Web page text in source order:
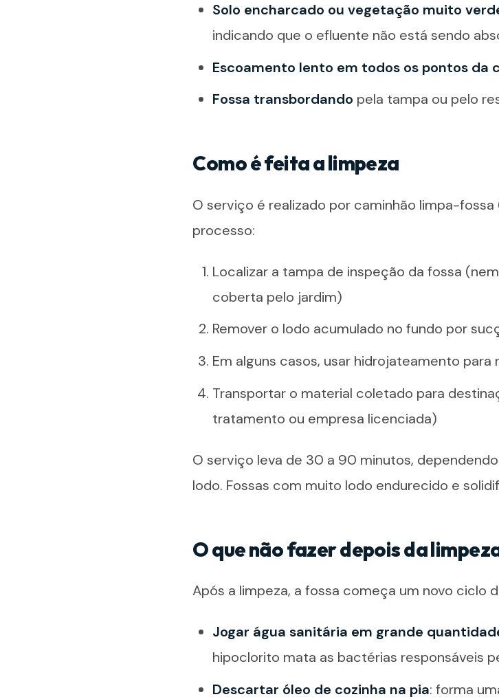
Solo encharcado ou vegetação muito
indicando que o efluente não está sendo
Escoamento lento em todos os pontos da
Fossa transbordando pela tampa ou pelo
Como é feita a limpeza
O serviço é realizado por caminhão limpa-
processo:
Localizar a tampa de inspeção da fossa
coberta pelo jardim)
Remover o lodo acumulado no fundo por
Em alguns casos, usar hidrojateamento
Transportar o material coletado para
tratamento ou empresa licenciada)
O serviço leva de 30 a 90 minutos,
lodo. Fossas com muito lodo endurecido e
O que não fazer depois da
Após a limpeza, a fossa começa um novo ciclo
Jogar água sanitária em grande
hipoclorito mata as bactérias responsáveis
Descartar óleo de cozinha na pia: forma